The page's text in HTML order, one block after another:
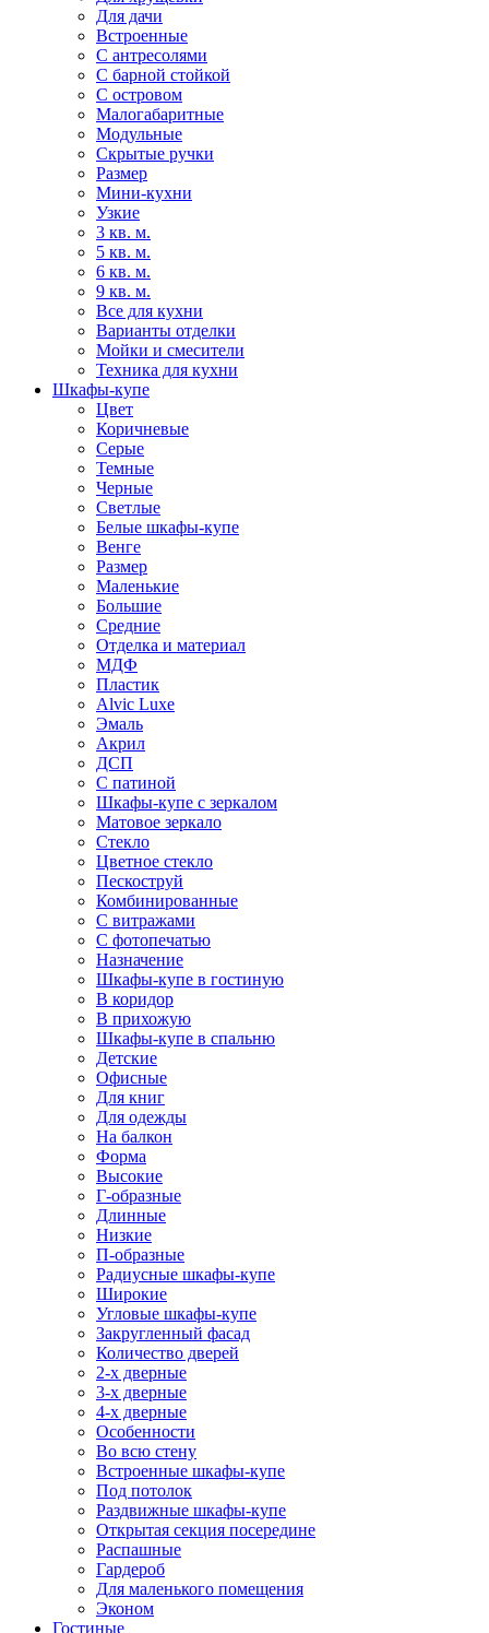
Для дачи
Встроенные
С антресолями
С барной стойкой
С островом
Малогабаритные
Модульные
Скрытые ручки
Размер
Мини-кухни
Узкие
3 кв. м.
5 кв. м.
6 кв. м.
9 кв. м.
Все для кухни
Варианты отделки
Мойки и смесители
Техника для кухни
Шкафы-купе
Цвет
Коричневые
Серые
Темные
Черные
Светлые
Белые шкафы-купе
Венге
Размер
Маленькие
Большие
Средние
Отделка и материал
МДФ
Пластик
Alvic Luxe
Эмаль
Акрил
ДСП
С патиной
Шкафы-купе с зеркалом
Матовое зеркало
Стекло
Цветное стекло
Пескоструй
Комбинированные
С витражами
С фотопечатью
Назначение
Шкафы-купе в гостиную
В коридор
В прихожую
Шкафы-купе в спальню
Детские
Офисные
Для книг
Для одежды
На балкон
Форма
Высокие
Г-образные
Длинные
Низкие
П-образные
Радиусные шкафы-купе
Широкие
Угловые шкафы-купе
Закругленный фасад
Количество дверей
2-х дверные
3-х дверные
4-х дверные
Особенности
Во всю стену
Встроенные шкафы-купе
Под потолок
Раздвижные шкафы-купе
Открытая секция посередине
Распашные
Гардероб
Для маленького помещения
Эконом
Гостиные